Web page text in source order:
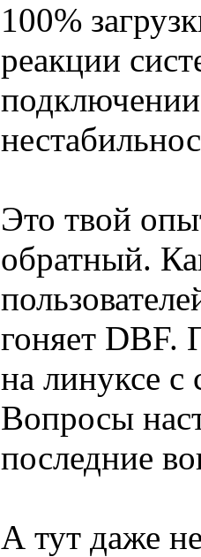
100%
реакции
Это твой
обратный.
гоняет DBF.
на линуксе с
Вопросы
последние
А тут даже